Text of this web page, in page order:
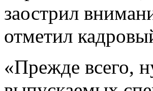
заострил
отметил
«Прежде всего,